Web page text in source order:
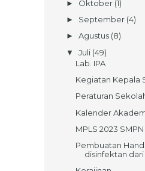
► Oktober (1)
► September (4)
► Agustus (8)
▼ Juli (49)
Lab. IPA
Kegiatan Kepala
Peraturan
Kalender
MPLS 2023
Pembuatan
disinfektan dari